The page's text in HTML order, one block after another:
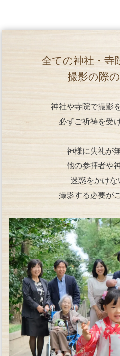
全ての神社・寺
撮影の際
神社や寺院で撮影
必ずご祈祷を受け
神様に失礼が
他の参拝者や
迷惑をかけな
撮影する必要が